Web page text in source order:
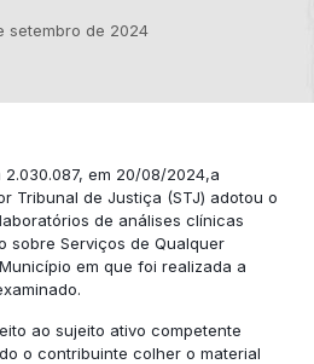
setembro de 2024
2.030.087, em 20/08/2024,a
Tribunal de Justiça (STJ) adotou o
de análises clínicas
sobre Serviços de Qualquer
em que foi realizada a
ao sujeito ativo competente
o contribuinte colher o material